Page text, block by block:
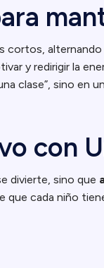
y redirigir la
clase”, sino en
con
divierte, sino que
que cada niño